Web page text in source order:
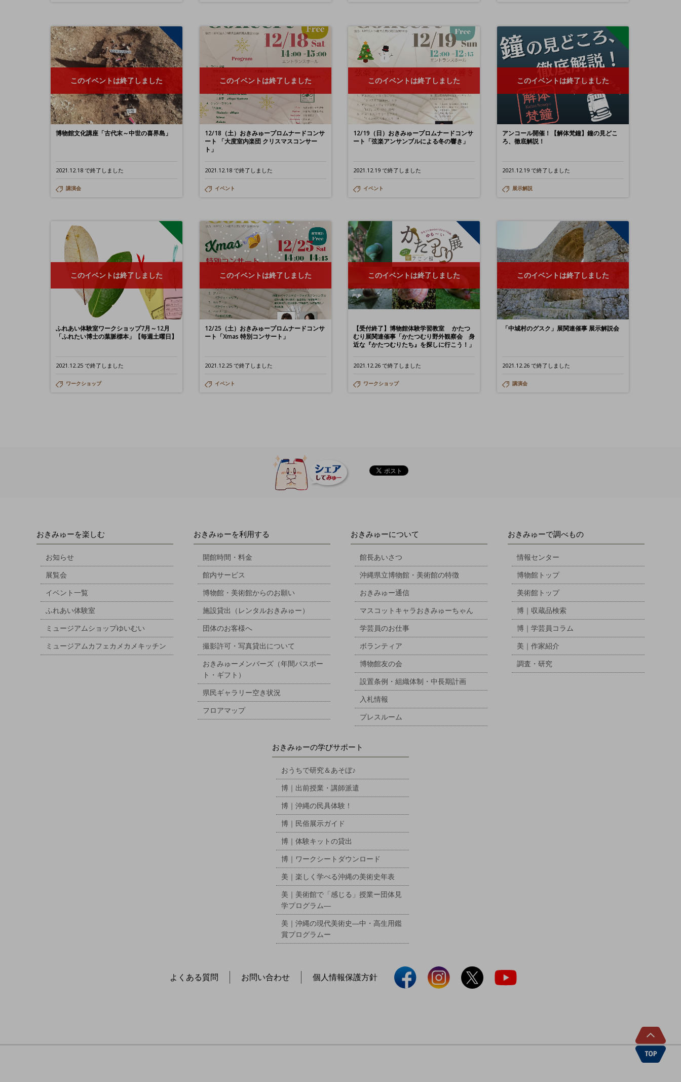
このイベントは終了しました
博物館文化講座「古代末～中世の喜界島」
2021.12.18 で終了しました
講演会
このイベントは終了しました
12/18（土）おきみゅープロムナードコンサ
ート 「大度室内楽団 クリスマスコンサー
ト」
2021.12.18 で終了しました
イベント
このイベントは終了しました
12/19（日）おきみゅープロムナードコンサ
ート「弦楽アンサンブルによる冬の響き」
2021.12.19 で終了しました
イベント
このイベントは終了しました
アンコール開催！【解体梵鐘】鐘の見どこ
ろ、徹底解説！
2021.12.19 で終了しました
展示解説
このイベントは終了しました
ふれあい体験室ワークショップ7月～12月
「ふれたい博士の葉脈標本」【毎週土曜日】
2021.12.25 で終了しました
ワークショップ
このイベントは終了しました
12/25（土）おきみゅープロムナードコンサ
ート「Xmas 特別コンサート」
2021.12.25 で終了しました
イベント
このイベントは終了しました
【受付終了】博物館体験学習教室 かたつ
むり展関連催事「かたつむり野外観察会 身
近な『かたつむりたち』を探しに行こう！」
2021.12.26 で終了しました
ワークショップ
このイベントは終了しました
「中城村のグスク」展関連催事 展示解説会
2021.12.26 で終了しました
講演会
おきみゅーを楽しむ
お知らせ
展覧会
イベント一覧
ふれあい体験室
ミュージアムショップゆいむい
ミュージアムカフェカメカメキッチン
おきみゅーを利用する
開館時間・料金
館内サービス
博物館・美術館からのお願い
施設貸出（レンタルおきみゅー）
団体のお客様へ
撮影許可・写真貸出について
おきみゅーメンバーズ（年間パスポー
ト・ギフト）
県民ギャラリー空き状況
フロアマップ
おきみゅーについて
館長あいさつ
沖縄県立博物館・美術館の特徴
おきみゅー通信
マスコットキャラおきみゅーちゃん
学芸員のお仕事
ボランティア
博物館友の会
設置条例・組織体制・中長期計画
入札情報
プレスルーム
おきみゅーで調べもの
情報センター
博物館トップ
美術館トップ
博｜収蔵品検索
博｜学芸員コラム
美｜作家紹介
調査・研究
おきみゅーの学びサポート
おうちで研究＆あそぼ♪
博｜出前授業・講師派遣
博｜沖縄の民具体験！
博｜民俗展示ガイド
博｜体験キットの貸出
博｜ワークシートダウンロード
美｜楽しく学べる沖縄の美術史年表
美｜美術館で「感じる」授業ー団体見
学プログラム―
美｜沖縄の現代美術史―中・高生用鑑
賞プログラムー
よくある質問 お問い合わせ 個人情報保護方針